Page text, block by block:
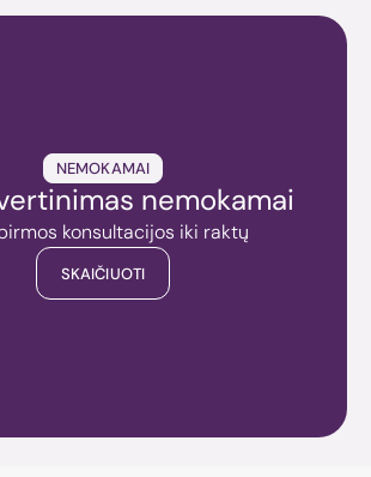
NEMOKAMAI
nemokamai
konsultacijos iki raktų
SKAIČIUOTI